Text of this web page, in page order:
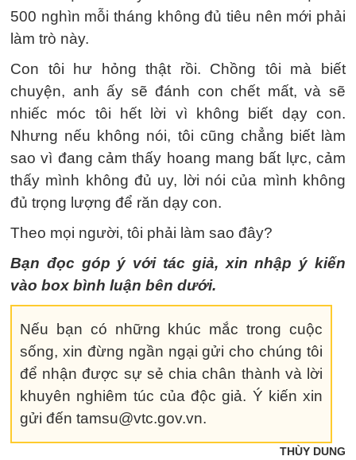
500 nghìn mỗi tháng không đủ tiêu nên mới phải
làm trò này.
Con tôi hư hỏng thật rồi. Chồng tôi mà biết
chuyện, anh ấy sẽ đánh con chết mất, và sẽ
nhiếc móc tôi hết lời vì không biết dạy con.
Nhưng nếu không nói, tôi cũng chẳng biết làm
sao vì đang cảm thấy hoang mang bất lực, cảm
thấy mình không đủ uy, lời nói của mình không
đủ trọng lượng để răn dạy con.
Theo mọi người, tôi phải làm sao đây?
Bạn đọc góp ý với tác giả, xin nhập ý kiến
vào box bình luận bên dưới.
Nếu bạn có những khúc mắc trong cuộc
sống, xin đừng ngần ngại gửi cho chúng tôi
để nhận được sự sẻ chia chân thành và lời
khuyên nghiêm túc của độc giả. Ý kiến xin
gửi đến tamsu@vtc.gov.vn.
THÙY DUNG